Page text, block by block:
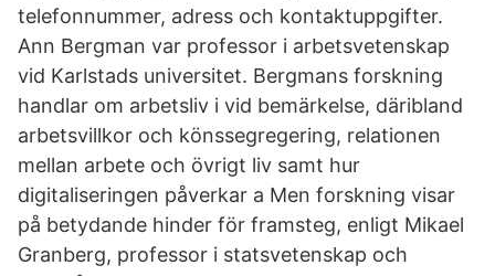
telefonnummer, adress och kontaktuppgifter.
Ann Bergman var professor i arbetsvetenskap
vid Karlstads universitet. Bergmans forskning
handlar om arbetsliv i vid bemärkelse, däribland
arbetsvillkor och könssegregering, relationen
mellan arbete och övrigt liv samt hur
digitaliseringen påverkar a Men forskning visar
på betydande hinder för framsteg, enligt Mikael
Granberg, professor i statsvetenskap och